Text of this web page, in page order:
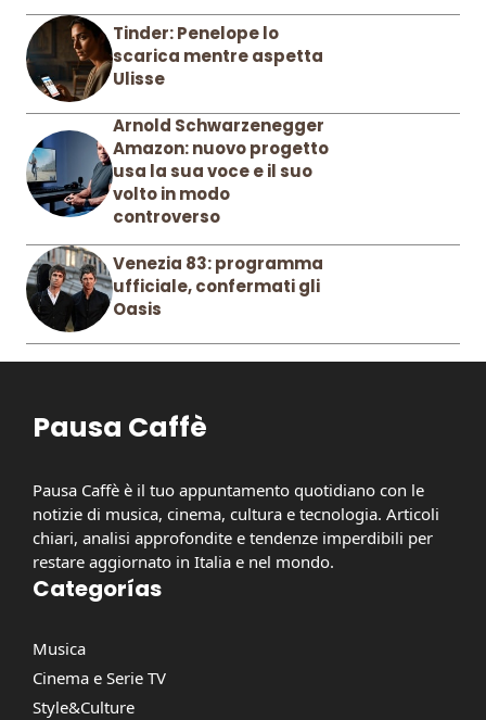
Tinder: Penelope lo
scarica mentre aspetta
Ulisse
Arnold Schwarzenegger
Amazon: nuovo progetto
usa la sua voce e il suo
volto in modo
controverso
Venezia 83: programma
ufficiale, confermati gli
Oasis
Pausa Caffè
Pausa Caffè è il tuo appuntamento quotidiano con le
notizie di musica, cinema, cultura e tecnologia. Articoli
chiari, analisi approfondite e tendenze imperdibili per
restare aggiornato in Italia e nel mondo.
Categorías
Musica
Cinema e Serie TV
Style&Culture